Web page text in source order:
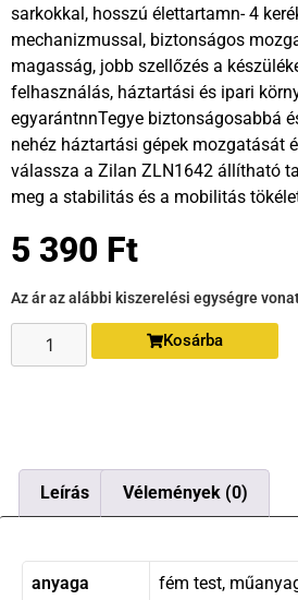
sarkokkal, hosszú élettartamn- 4
mechanizmussal, biztonságos
magasság, jobb szellőzés a
felhasználás, háztartási és ipari
egyarántnnTegye biztonságosabbá
nehéz háztartási gépek mozgatását
válassza a Zilan ZLN1642 állítható
meg a stabilitás és a mobilitás
5 390 Ft
Az ár az alábbi kiszerelési egységre
Kosárba
Leírás Vélemények (0)
anyaga fém test,